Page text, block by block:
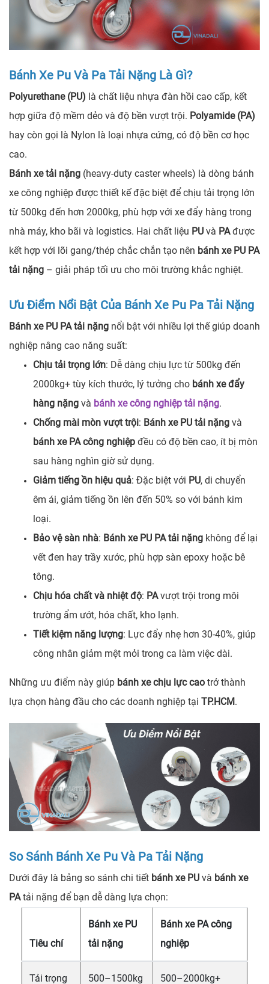
Bánh Xe Pu Và Pa Tải Nặng Là Gì?
Polyurethane (PU) là chất liệu nhựa đàn hồi cao cấp, kết
hợp giữa độ mềm dẻo và độ bền vượt trội. Polyamide (PA)
hay còn gọi là Nylon là loại nhựa cứng, có độ bền cơ học
cao.
Bánh xe tải nặng (heavy-duty caster wheels) là dòng bánh
xe công nghiệp được thiết kế đặc biệt để chịu tải trọng lớn
từ 500kg đến hơn 2000kg, phù hợp với xe đẩy hàng trong
nhà máy, kho bãi và logistics. Hai chất liệu PU và PAđược
kết hợp với lõi gang/thép chắc chắn tạo nên bánh xe PU PA
tải nặng – giải pháp tối ưu cho môi trường khắc nghiệt.
Ưu Điểm Nổi Bật Của Bánh Xe Pu Pa Tải Nặng
Bánh xe PU PA tải nặng nổi bật với nhiều lợi thế giúp doanh
nghiệp nâng cao năng suất:
Chịu tải trọng lớn: Dễ dàng chịu lực từ 500kg đến
2000kg+ tùy kích thước, lý tưởng cho bánh xe đẩy
hàng nặng và bánh xe công nghiệp tải nặng.
Chống mài mòn vượt trội: Bánh xe PU tải nặng và
bánh xe PA công nghiệp đều có độ bền cao, ít bị mòn
sau hàng nghìn giờ sử dụng.
Giảm tiếng ồn hiệu quả: Đặc biệt với PU, di chuyển
êm ái, giảm tiếng ồn lên đến 50% so với bánh kim
loại.
Bảo vệ sàn nhà: Bánh xe PU PA tải nặng không để lại
vết đen hay trầy xước, phù hợp sàn epoxy hoặc bê
tông.
Chịu hóa chất và nhiệt độ: PAvượt trội trong môi
trường ẩm ướt, hóa chất, kho lạnh.
Tiết kiệm năng lượng: Lực đẩy nhẹ hơn 30-40%, giúp
công nhân giảm mệt mỏi trong ca làm việc dài.
Những ưu điểm này giúp bánh xe chịu lực cao trở thành
lựa chọn hàng đầu cho các doanh nghiệp tại TP.HCM.
So Sánh Bánh Xe Pu Và Pa Tải Nặng
Dưới đây là bảng so sánh chi tiết bánh xe PU và bánh xe
PAtải nặng để bạn dễ dàng lựa chọn:
Tiêu chí
Bánh xe PU
tải nặng
Bánh xe PA công
nghiệp
Tải trọng 500–1500kg 500–2000kg+